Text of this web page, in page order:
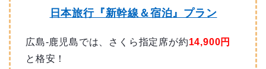
日本旅行『新幹線＆宿泊』プラン
広島-鹿児島では、さくら指定席が約14,900円
と格安！